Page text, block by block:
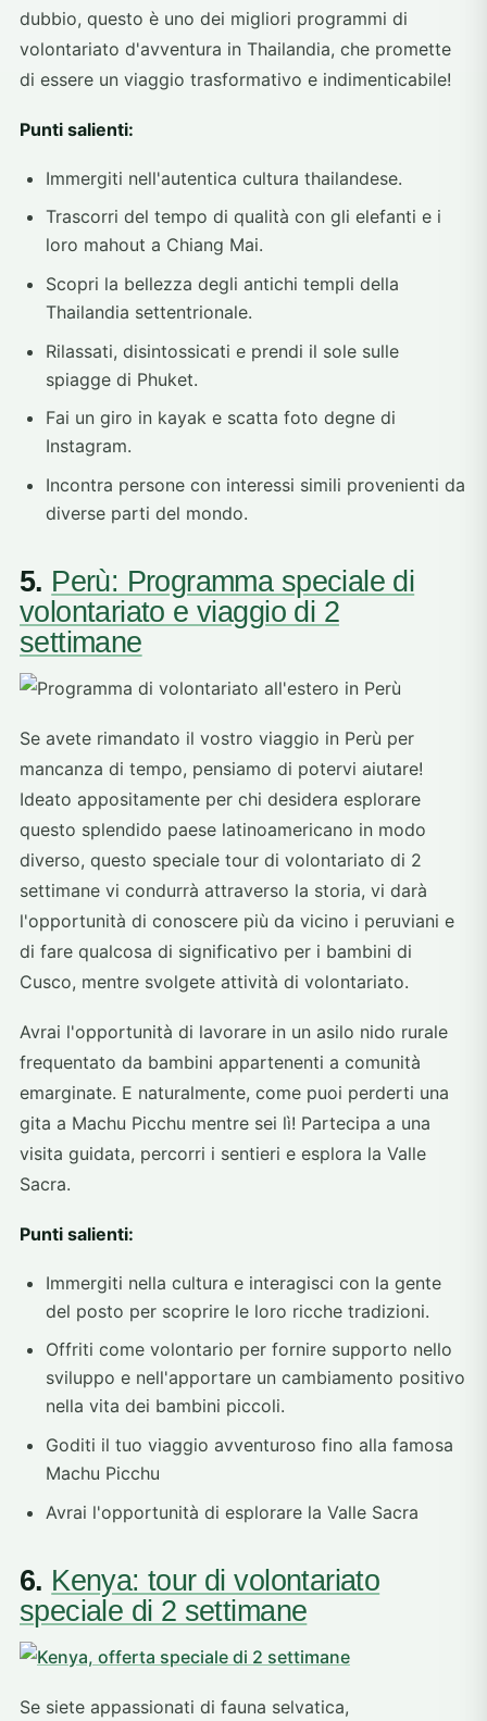
dubbio, questo è uno dei migliori programmi di
volontariato d'avventura in Thailandia, che promette
di essere un viaggio trasformativo e indimenticabile!
Punti salienti:
Immergiti nell'autentica cultura thailandese.
Trascorri del tempo di qualità con gli elefanti e i
loro mahout a Chiang Mai.
Scopri la bellezza degli antichi templi della
Thailandia settentrionale.
Rilassati, disintossicati e prendi il sole sulle
spiagge di Phuket.
Fai un giro in kayak e scatta foto degne di
Instagram.
Incontra persone con interessi simili provenienti da
diverse parti del mondo.
5. Perù: Programma speciale di
volontariato e viaggio di 2
settimane
Se avete rimandato il vostro viaggio in Perù per
mancanza di tempo, pensiamo di potervi aiutare!
Ideato appositamente per chi desidera esplorare
questo splendido paese latinoamericano in modo
diverso, questo speciale tour di volontariato di 2
settimane vi condurrà attraverso la storia, vi darà
l'opportunità di conoscere più da vicino i peruviani e
di fare qualcosa di significativo per i bambini di
Cusco, mentre svolgete attività di volontariato.
Avrai l'opportunità di lavorare in un asilo nido rurale
frequentato da bambini appartenenti a comunità
emarginate. E naturalmente, come puoi perderti una
gita a Machu Picchu mentre sei lì! Partecipa a una
visita guidata, percorri i sentieri e esplora la Valle
Sacra.
Punti salienti:
Immergiti nella cultura e interagisci con la gente
del posto per scoprire le loro ricche tradizioni.
Offriti come volontario per fornire supporto nello
sviluppo e nell'apportare un cambiamento positivo
nella vita dei bambini piccoli.
Goditi il tuo viaggio avventuroso fino alla famosa
Machu Picchu
Avrai l'opportunità di esplorare la Valle Sacra
6. Kenya: tour di volontariato
speciale di 2 settimane
Se siete appassionati di fauna selvatica,